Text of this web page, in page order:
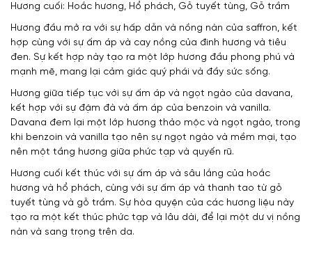
Hương cuối: Hoắc hương, Hổ phách, Gỗ tuyết tùng, Gỗ trầm
Hương đầu mở ra với sự hấp dẫn và nồng nàn của saffron, kết
hợp cùng với sự ấm áp và cay nồng của đinh hương và tiêu
đen. Sự kết hợp này tạo ra một lớp hương đầu phong phú và
mạnh mẽ, mang lại cảm giác quý phái và đầy sức sống.
Hương giữa tiếp tục với sự ấm áp và ngọt ngào của davana,
kết hợp với sự đậm đà và ấm áp của benzoin và vanilla.
Davana đem lại một lớp hương thảo mộc và ngọt ngào, trong
khi benzoin và vanilla tạo nên sự ngọt ngào và mềm mại, tạo
nên một tầng hương giữa phức tạp và quyến rũ.
Hương cuối kết thúc với sự ấm áp và sâu lắng của hoắc
hương và hổ phách, cùng với sự ấm áp và thanh tao từ gỗ
tuyết tùng và gỗ trầm. Sự hòa quyện của các hương liệu này
tạo ra một kết thúc phức tạp và lâu dài, để lại một dư vị nồng
nàn và sang trọng trên da.